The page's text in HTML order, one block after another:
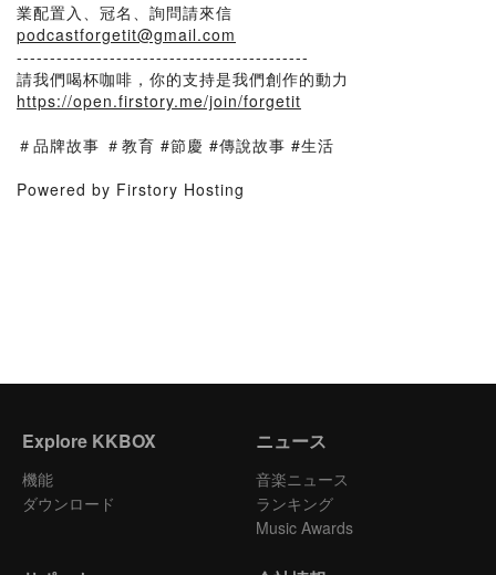
業配置入、冠名、詢問請來信
podcastforgetit@gmail.com
--------------------------------------------
請我們喝杯咖啡，你的支持是我們創作的動力
https://open.firstory.me/join/forgetit
＃品牌故事 ＃教育 #節慶 #傳說故事 #生活
Powered by Firstory Hosting
Explore KKBOX
機能
ダウンロード
ニュース
音楽ニュース
ランキング
Music Awards